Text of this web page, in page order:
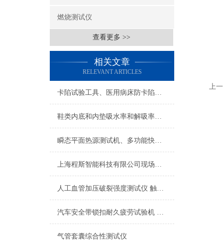
燃烧测试仪
查看更多 >>
相关文章
RELEVANT ARTICLES
卡陷试验工具、医用病床防卡陷工具
鞋类内底和内垫吸水率和解吸率测试仪
瞬态平面热源测试机、多功能快速导热系数测试仪
上海程斯智能科技有限公司现场采访，医疗器械检测前沿技术交流
人工血管加压破裂强度测试仪 触摸屏显示 上海诚卫
汽车安全带锁扣耐久疲劳试验机 产品参数
气管套囊综合性测试仪
上